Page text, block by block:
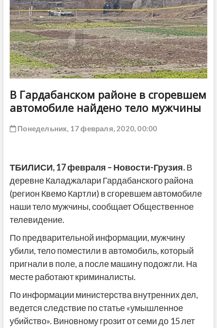
В Гардабанском районе в сгоревшем
автомобиле найдено тело мужчины
Понедельник, 17 февраля, 2020, 00:00
ТБИЛИСИ,17 февраля – Новости-Грузия.В
деревне Каладжалари Гардабанского района
(регион Квемо Картли) в сгоревшем автомобиле
наши тело мужчины, сообщает Общественное
телевидение.
По предварительной информации, мужчину
убили, тело поместили в автомобиль, который
пригнали в поле, а после машину подожгли. На
месте работают криминалисты.
По информации министерства внутренних дел,
ведется следствие по статье «умышленное
убийство». Виновному грозит от семи до 15 лет